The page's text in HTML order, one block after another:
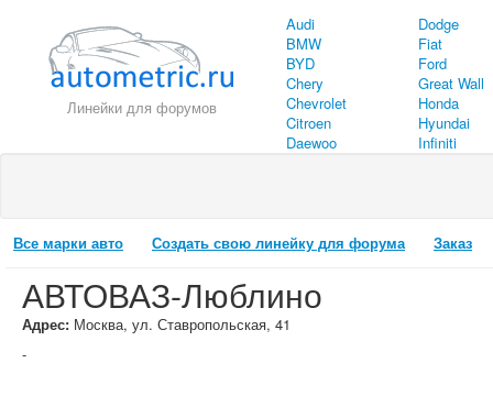
Линейки для форумов
Audi
BMW
BYD
Chery
Chevrolet
Citroen
Daewoo
Dodge
Fiat
Ford
Great Wall
Honda
Hyundai
Infiniti
Все марки авто Создать свою линейку для форума Заказ
АВТОВАЗ-Люблино
Адрес: Москва, ул. Ставропольская, 41
-